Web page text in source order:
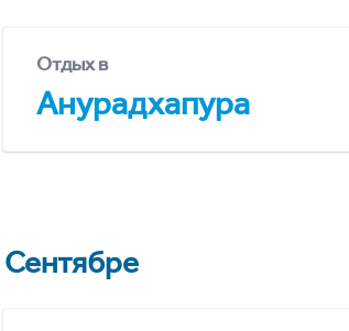
Отдых в
Анурадхапура
Сентябре